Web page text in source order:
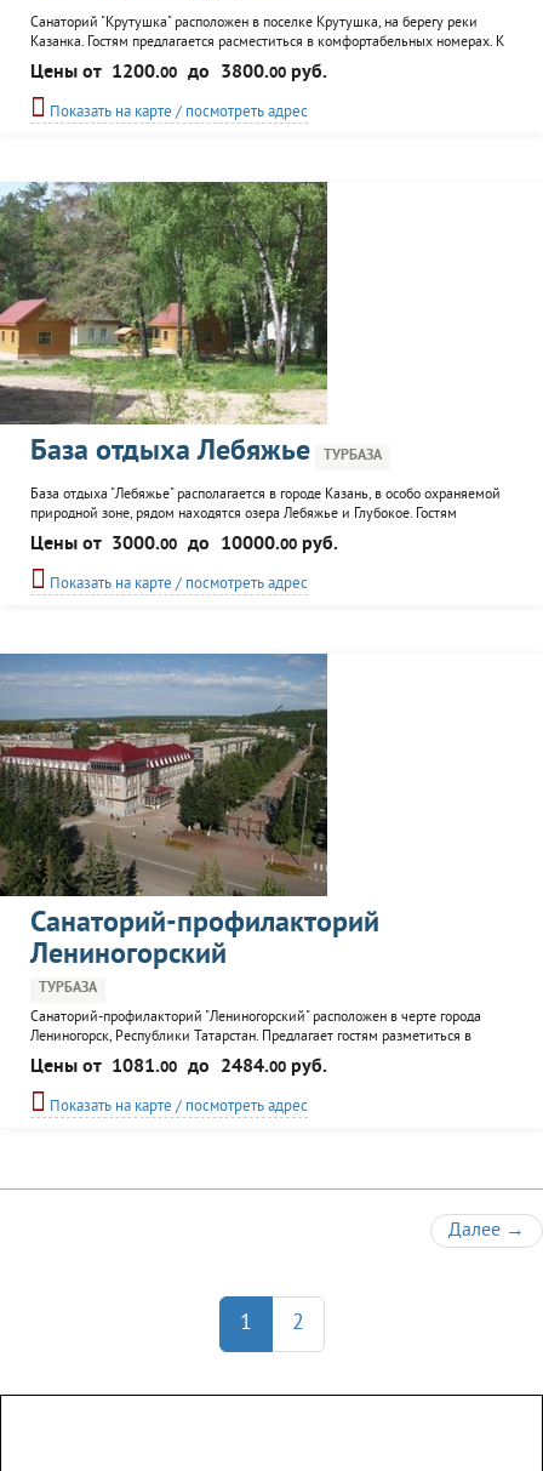
Санаторий "Крутушка" расположен в поселке Крутушка, на берегу реки
Казанка. Гостям предлагается расместиться в комфортабельных номерах. К
услугам отдыхающих бильярд, тренажерный зал, киноконцернтый зал,
библиотека, спортивные и детские площадки, лыжная база, пляж.
Санаторий организует экскурсии на Голубое озеро, концерты, дискотеки.
Для проведения конференций, семинаров и тренингов есть
Цены от 1200.00 до 3800.00 руб.
Показать на карте / посмотреть адрес
База отдыха Лебяжье ТУРБАЗА
База отдыха "Лебяжье" располагается в городе Казань, в особо охраняемой
природной зоне, рядом находятся озера Лебяжье и Глубокое. Гостям
предлагается разместиться в гостиничном доме, двухэтажных домах или
срубах. К улугам отдыхающих кафе, сауна, детская площадка. Для
любителей активного отдыха - пейнтбол, каток. База организует банкеты,
свадьбы и детские праздники.
Цены от 3000.00 до 10000.00 руб.
Показать на карте / посмотреть адрес
Санаторий-профилакторий
Лениногорский
ТУРБАЗА
Санаторий-профилакторий "Лениногорский" расположен в черте города
Лениногорск, Республики Татарстан. Предлагает гостям разметиться в
комфортабельных номерах и получить различные виды медицинских услуг
по оздоровлению организма. В санатории имеется тренажерный зал,
бильярдная, сауна, библиотека, конференц-зал, летняя волейбольная
площадка, в зимний период - прокат лыж. Для отдыхающих...
Цены от 1081.00 до 2484.00 руб.
Показать на карте / посмотреть адрес
Далее →
1 2